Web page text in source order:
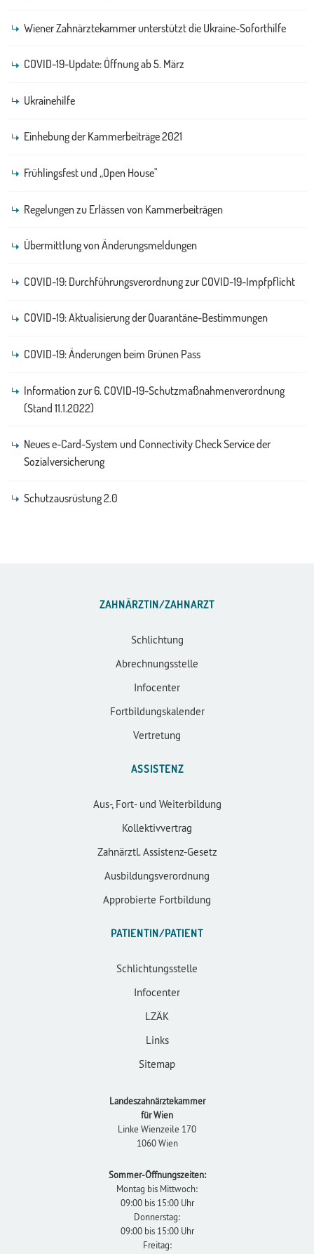
Wiener Zahnärztekammer unterstützt die Ukraine-Soforthilfe
COVID-19-Update: Öffnung ab 5. März
Ukrainehilfe
Einhebung der Kammerbeiträge 2021
Frühlingsfest und „Open House"
Regelungen zu Erlässen von Kammerbeiträgen
Übermittlung von Änderungsmeldungen
COVID-19: Durchführungsverordnung zur COVID-19-Impfpflicht
COVID-19: Aktualisierung der Quarantäne-Bestimmungen
COVID-19: Änderungen beim Grünen Pass
Information zur 6. COVID-19-Schutzmaßnahmenverordnung
(Stand 11.1.2022)
Neues e-Card-System und Connectivity Check Service der
Sozialversicherung
Schutzausrüstung 2.0
ZAHNÄRZTIN/ZAHNARZT
Schlichtung
Abrechnungsstelle
Infocenter
Fortbildungskalender
Vertretung
ASSISTENZ
Aus-, Fort- und Weiterbildung
Kollektivvertrag
Zahnärztl. Assistenz-Gesetz
Ausbildungsverordnung
Approbierte Fortbildung
PATIENTIN/PATIENT
Schlichtungsstelle
Infocenter
LZÄK
Links
Sitemap
Landeszahnärztekammer
für Wien
Linke Wienzeile 170
1060 Wien
Sommer-Öffnungszeiten:
Montag bis Mittwoch:
09:00 bis 15:00 Uhr
Donnerstag:
09:00 bis 15:00 Uhr
Freitag: